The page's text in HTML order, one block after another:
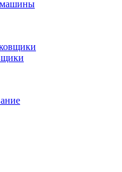
машины